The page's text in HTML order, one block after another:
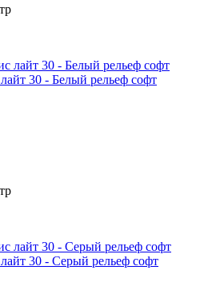
30 - Белый рельеф софт
30 - Серый рельеф софт